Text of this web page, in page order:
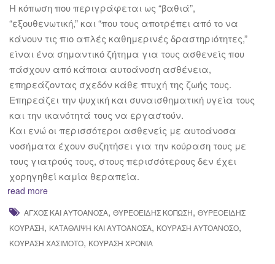
Η κόπωση που περιγράφεται ως “βαθιά”,
“εξουθενωτική,” και “που τους αποτρέπει από το να
κάνουν τις πιο απλές καθημερινές δραστηριότητες,”
είναι ένα σημαντικό ζήτημα για τους ασθενείς που
πάσχουν από κάποια αυτοάνοση ασθένεια,
επηρεάζοντας σχεδόν κάθε πτυχή της ζωής τους.
Επηρεάζει την ψυχική και συναισθηματική υγεία τους
και την ικανότητά τους να εργαστούν.
Και ενώ οι περισσότεροι ασθενείς με αυτοάνοσα
νοσήματα έχουν συζητήσει για την κούραση τους με
τους γιατρούς τους, στους περισσότερους δεν έχει
χορηγηθεί καμία θεραπεία.
read more
ΆΓΧΟΣ ΚΑΙ ΑΥΤΟΆΝΟΣΑ, ΘΥΡΕΟΕΙΔΉΣ ΚΌΠΩΣΗ, ΘΥΡΕΟΕΙΔΉΣ
ΚΟΎΡΑΣΗ, ΚΑΤΆΘΛΙΨΗ ΚΑΙ ΑΥΤΟΆΝΟΣΑ, ΚΟΎΡΑΣΗ ΑΥΤΟΆΝΟΣΟ,
ΚΟΎΡΑΣΗ ΧΑΣΙΜΌΤΟ, ΚΟΎΡΑΣΗ ΧΡΌΝΙΑ